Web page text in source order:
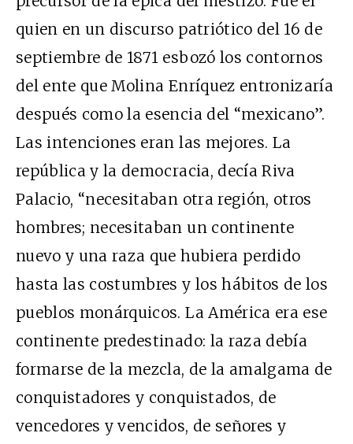
quien en un discurso patriótico del 16 de
septiembre de 1871 esbozó los contornos
del ente que Molina Enríquez entronizaría
después como la esencia del “mexicano”.
Las intenciones eran las mejores. La
república y la democracia, decía Riva
Palacio, “necesitaban otra región, otros
hombres; necesitaban un continente
nuevo y una raza que hubiera perdido
hasta las costumbres y los hábitos de los
pueblos monárquicos. La América era ese
continente predestinado: la raza debía
formarse de la mezcla, de la amalgama de
conquistadores y conquistados, de
vencedores y vencidos, de señores y